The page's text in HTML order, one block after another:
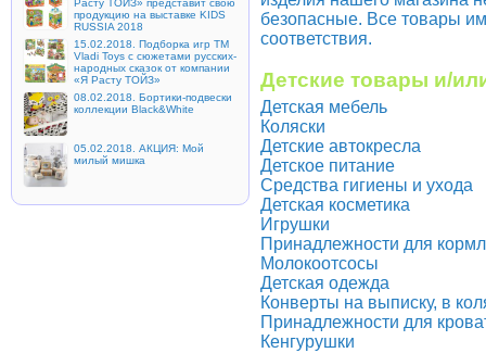
Расту ТОЙЗ» представит свою
продукцию на выставке KIDS
RUSSIA 2018
15.02.2018. Подборка игр ТМ
Vladi Toys с сюжетами русских-
народных сказок от компании
«Я Расту ТОЙЗ»
08.02.2018. Бортики-подвески
коллекции Black&White
05.02.2018. АКЦИЯ: Мой
милый мишка
безопасные. Все товары
соответствия.
Детские товары и/
Детская мебель
Коляски
Детские автокресла
Детское питание
Средства гигиены и ухода
Детская косметика
Игрушки
Принадлежности для
Молокоотсосы
Детская одежда
Конверты на выписку, в
Принадлежности для
Кенгурушки